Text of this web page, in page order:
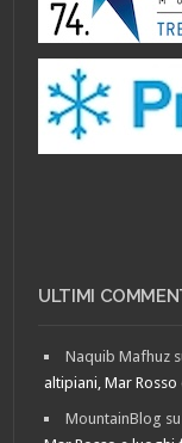
ULTIMI
Naquib Mafhuz
altipiani, Mar
MountainBlog